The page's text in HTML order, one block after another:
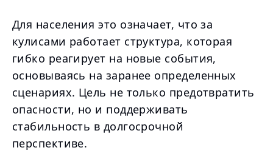
Для населения это означает, что за
кулисами работает структура, которая
гибко реагирует на новые события,
основываясь на заранее определенных
сценариях. Цель не только предотвратить
опасности, но и поддерживать
стабильность в долгосрочной
перспективе.